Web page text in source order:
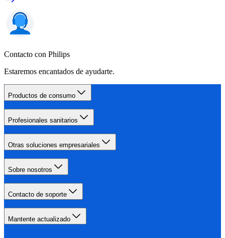
Contacto con Philips
Estaremos encantados de ayudarte.
Productos de consumo
Profesionales sanitarios
Otras soluciones empresariales
Sobre nosotros
Contacto de soporte
Mantente actualizado